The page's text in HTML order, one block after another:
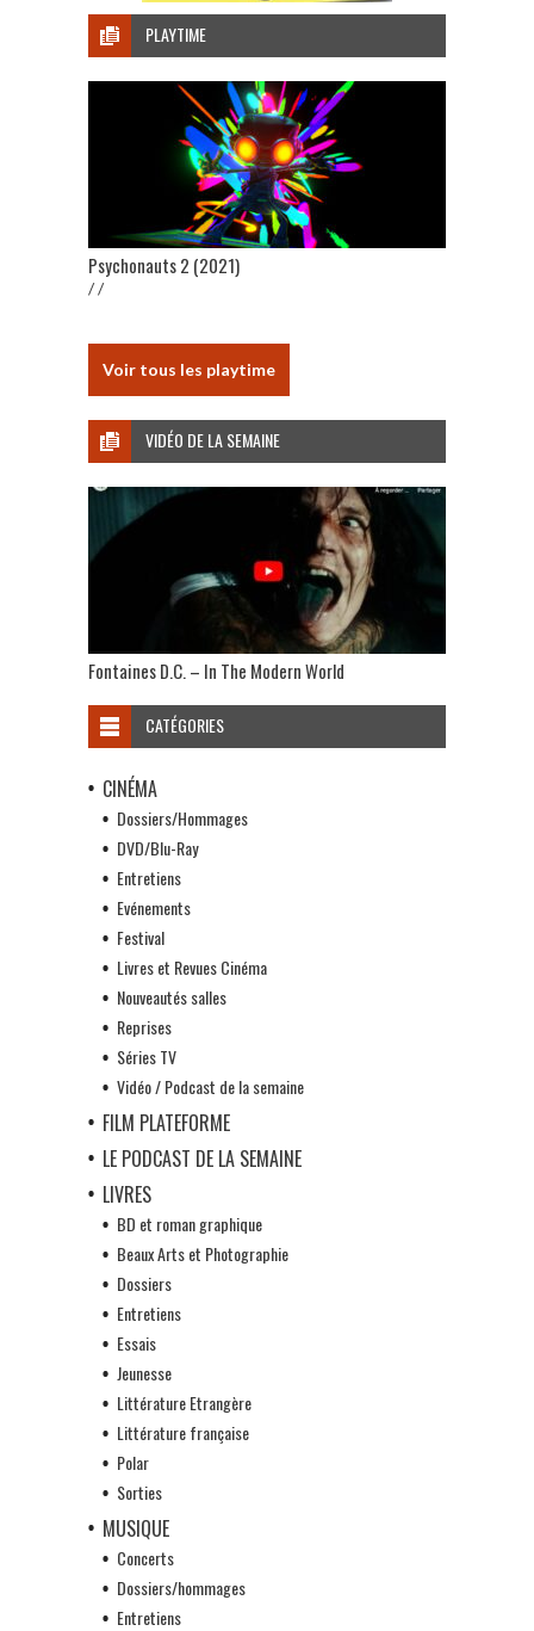
PLAYTIME
Psychonauts 2 (2021)
/ /
Voir tous les playtime
VIDÉO DE LA SEMAINE
Fontaines D.C. – In The Modern World
CATÉGORIES
CINÉMA
Dossiers/Hommages
DVD/Blu-Ray
Entretiens
Evénements
Festival
Livres et Revues Cinéma
Nouveautés salles
Reprises
Séries TV
Vidéo / Podcast de la semaine
FILM PLATEFORME
LE PODCAST DE LA SEMAINE
LIVRES
BD et roman graphique
Beaux Arts et Photographie
Dossiers
Entretiens
Essais
Jeunesse
Littérature Etrangère
Littérature française
Polar
Sorties
MUSIQUE
Concerts
Dossiers/hommages
Entretiens